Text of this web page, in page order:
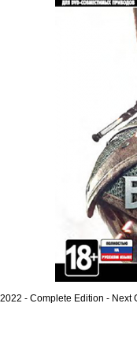
- Complete Edition - Next